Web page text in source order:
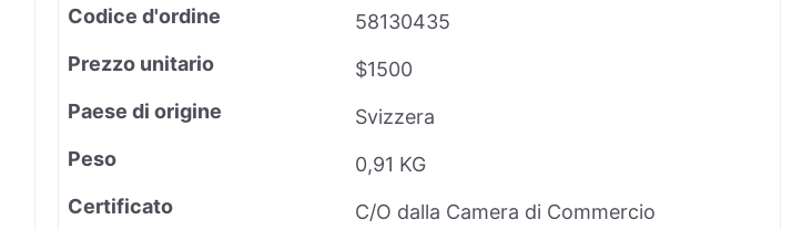
Codice d'ordine
58130435
Prezzo unitario
$1500
Paese di origine
Svizzera
Peso
0,91 KG
Certificato
C/O dalla Camera di Commercio